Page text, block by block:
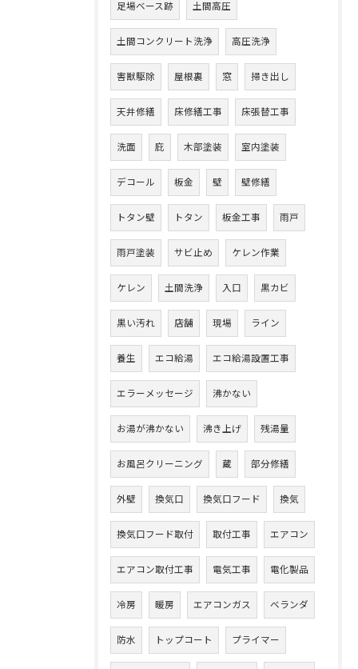
足場ベース跡 土間高圧
土間コンクリート洗浄 高圧洗浄
害獣駆除 屋根裏 窓 掃き出し
天井修繕 床修繕工事 床張替工事
洗面 庇 木部塗装 室内塗装
デコール 板金 壁 壁修繕
トタン壁 トタン 板金工事 雨戸
雨戸塗装 サビ止め ケレン作業
ケレン 土間洗浄 入口 黒カビ
黒い汚れ 店舗 現場 ライン
養生 エコ給湯 エコ給湯設置工事
エラーメッセージ 沸かない
お湯が沸かない 沸き上げ 残湯量
お風呂クリーニング 蔵 部分修繕
外壁 換気口 換気口フード 換気
換気口フード取付 取付工事 エアコン
エアコン取付工事 電気工事 電化製品
冷房 暖房 エアコンガス ベランダ
防水 トップコート プライマー